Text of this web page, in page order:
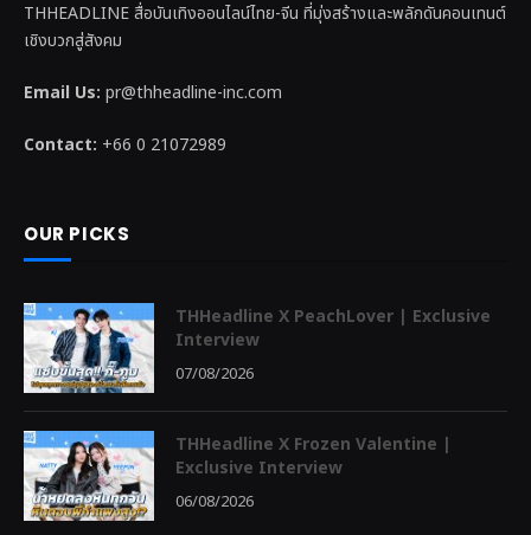
THHEADLINE สื่อบันเทิงออนไลน์ไทย-จีน ที่มุ่งสร้างและพลักดันคอนเทนต์
เชิงบวกสู่สังคม
Email Us: pr@thheadline-inc.com
Contact: +66 0 21072989
OUR PICKS
THHeadline X PeachLover | Exclusive
Interview
07/08/2026
THHeadline X Frozen Valentine |
Exclusive Interview
06/08/2026